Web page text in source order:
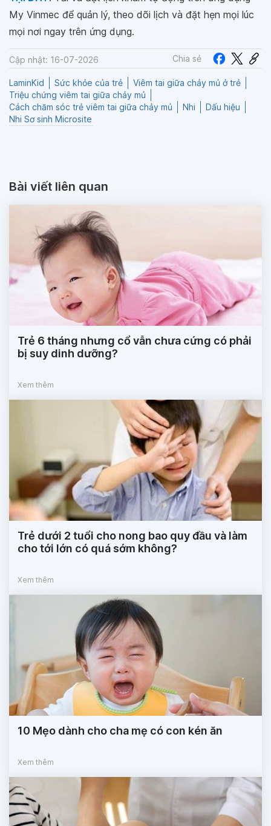
My Vinmec để quản lý, theo dõi lịch và đặt hẹn mọi lúc
mọi nơi ngay trên ứng dụng.
Cập nhật: 16-07-2026 Chia sẻ
LaminKid Sức khỏe của trẻ
Viêm tai giữa chảy mủ ở trẻ
Triệu chứng viêm tai giữa chảy mủ
Cách chăm sóc trẻ viêm tai giữa chảy mủ
Nhi
Dấu hiệu
Nhi Sơ sinh Microsite
Bài viết liên quan
Trẻ 6 tháng nhưng cổ vẫn chưa cứng có phải
bị suy dinh dưỡng?
Xem thêm
Trẻ dưới 2 tuổi cho nong bao quy đầu và làm
cho tới lớn có quá sớm không?
Xem thêm
10 Mẹo dành cho cha mẹ có con kén ăn
Xem thêm